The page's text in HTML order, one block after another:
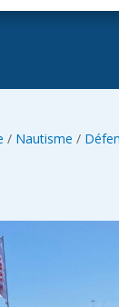
/ Nautisme /